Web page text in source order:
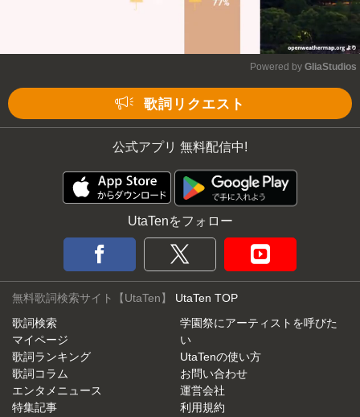
Powered by GliaStudios
歌詞リクエスト
公式アプリ 無料配信中!
UtaTenをフォロー
無料歌詞検索サイト【UtaTen】 UtaTen TOP
歌詞検索
マイページ
歌詞ランキング
歌詞コラム
エンタメニュース
特集記事
学園祭にアーティストを呼びた
い
UtaTenの使い方
お問い合わせ
運営会社
利用規約